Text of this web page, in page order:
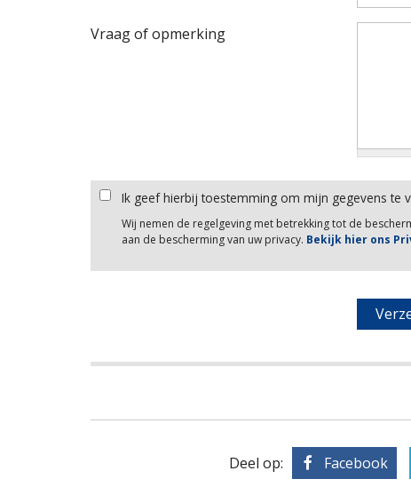
Vraag of opmerking
Ik geef hierbij toestemming om mijn gegevens te
Wij nemen de regelgeving met betrekking tot de
aan de bescherming van uw privacy. Bekijk hier ons
Deel op: Facebook